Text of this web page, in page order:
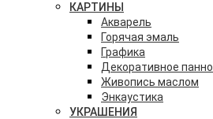
КАРТИНЫ
Акварель
Горячая эмаль
Графика
Декоративное панно
Живопись маслом
Энкаустика
УКРАШЕНИЯ